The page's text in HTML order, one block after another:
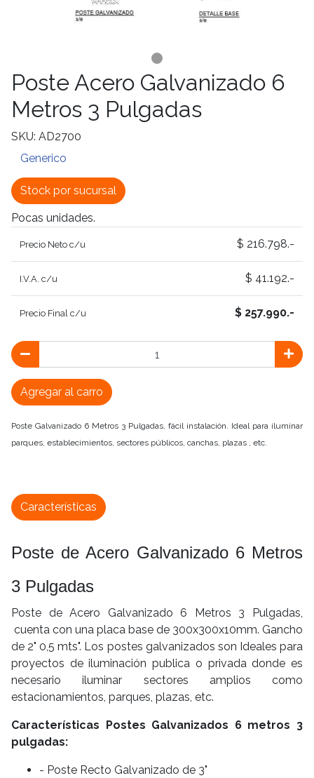
Poste Acero Galvanizado 6
Metros 3 Pulgadas
SKU: AD2700
Generico
Stock por sucursal
Pocas unidades.
Precio Neto c/u $ 216.798.-
I.V.A. c/u $ 41.192.-
Precio Final c/u $ 257.990.-
Agregar al carro
Poste Galvanizado 6 Metros 3 Pulgadas, fácil instalación. Ideal para iluminar
parques, establecimientos, sectores públicos, canchas, plazas , etc.
Poste de Acero Galvanizado 6 Metros
3 Pulgadas
Poste de Acero Galvanizado 6 Metros 3 Pulgadas,
cuenta con una placa base de 300x300x10mm. Gancho
de 2" 0,5 mts". Los postes galvanizados son Ideales para
proyectos de iluminación publica o privada donde es
necesario iluminar sectores amplios como
estacionamientos, parques, plazas, etc.
Características Postes Galvanizados 6 metros 3
pulgadas:
- Poste Recto Galvanizado de 3"
Características